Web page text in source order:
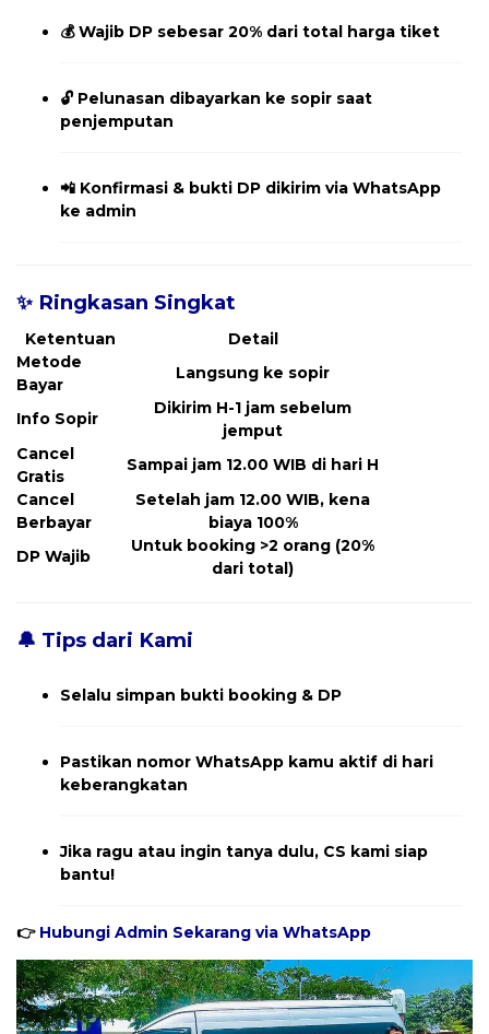
💰Wajib DP sebesar 20% dari total harga tiket
🔓 Pelunasan dibayarkan ke sopir saat
penjemputan
📲 Konfirmasi & bukti DP dikirim via WhatsApp
ke admin
✨ Ringkasan Singkat
Ketentuan
Detail
Metode
Bayar
Langsung ke sopir
Info Sopir
Dikirim H-1 jam sebelum
jemput
Cancel
Gratis
Sampai jam 12.00 WIB di hari H
Cancel
Berbayar
Setelah jam 12.00 WIB, kena
biaya 100%
DP Wajib
Untuk booking >2 orang (20%
dari total)
🔔 Tips dari Kami
Selalu simpan bukti booking & DP
Pastikan nomor WhatsApp kamu aktif di hari
keberangkatan
Jika ragu atau ingin tanya dulu, CS kami siap
bantu!
👉 Hubungi Admin Sekarang via WhatsApp